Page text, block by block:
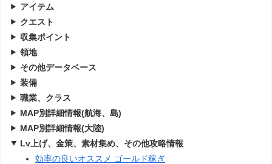
アイテム
クエスト
収集ポイント
領地
その他データベース
装備
職業、クラス
MAP別詳細情報(航海、島)
MAP別詳細情報(大陸)
Lv上げ、金策、素材集め、その他攻略情報
効率の良いオススメ ゴールド稼ぎ